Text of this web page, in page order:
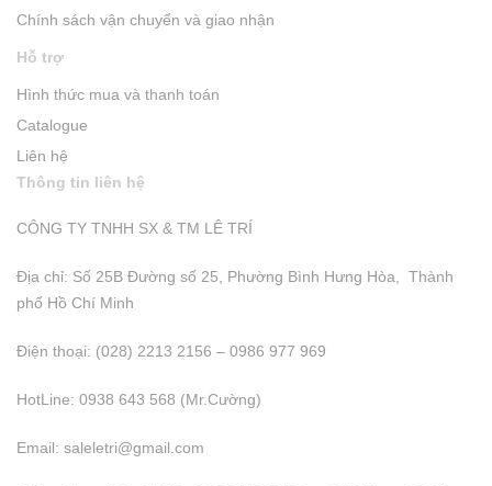
Chính sách vận chuyển và giao nhận
Hỗ trợ
Hình thức mua và thanh toán
Catalogue
Liên hệ
Thông tin liên hệ
CÔNG TY TNHH SX & TM LÊ TRÍ
Địa chỉ: Số 25B Đường số 25, Phường Bình Hưng Hòa, Thành
phố Hồ Chí Minh
Điện thoại: (028) 2213 2156 – 0986 977 969
HotLine: 0938 643 568 (Mr.Cường)
Email: saleletri@gmail.com